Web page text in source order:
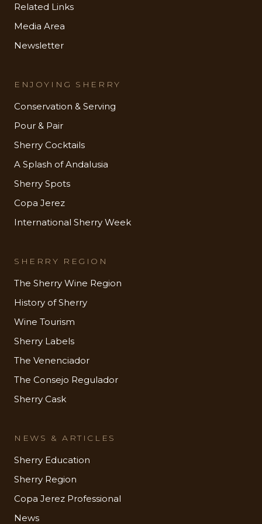
Related Links
Media Area
Newsletter
ENJOYING SHERRY
Conservation & Serving
Pour & Pair
Sherry Cocktails
A Splash of Andalusia
Sherry Spots
Copa Jerez
International Sherry Week
SHERRY REGION
The Sherry Wine Region
History of Sherry
Wine Tourism
Sherry Labels
The Venenciador
The Consejo Regulador
Sherry Cask
NEWS & ARTICLES
Sherry Education
Sherry Region
Copa Jerez Professional
News